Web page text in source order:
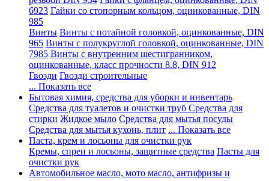
6923 Гайки со стопорным кольцом, оцинкованные, DIN
985
Винты Винты с потайной головкой, оцинкованные, DIN
965 Винты с полукруглой головкой, оцинкованные, DIN
7985 Винты с внутренним шестигранником,
оцинкованные, класс прочности 8.8, DIN 912
Гвозди Гвозди строительные
... Показать все
Бытовая химия, средства для уборки и инвентарь
Средства для туалетов и очистки труб Средства для
стирки Жидкое мыло Средства для мытья посуды
Средства для мытья кухонь, плит ... Показать все
Паста, крем и лосьоны для очистки рук
Кремы, спреи и лосьоны, защитные средства Пасты для
очистки рук
Автомобильное масло, мото масло, антифризы и